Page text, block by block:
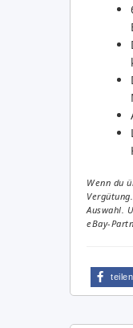
Wenn du
Auswahl.
eBay-
teilen